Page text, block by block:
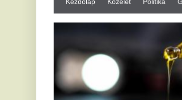
A CBD olaj: használat orvosi
tanács nélkül?